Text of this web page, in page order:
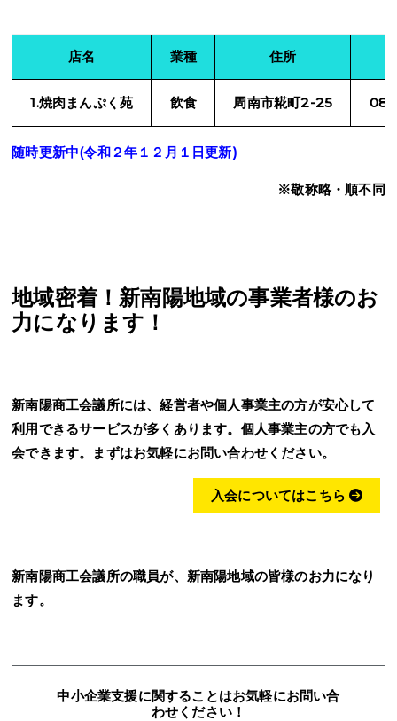
店名 業種 住所
1.焼肉まんぷく苑 飲食 周南市糀町2-25
随時更新中(令和２年１２月１日更新)
※敬称略・順不同
地域密着！新南陽地域の事業者様のお
力になります！
新南陽商工会議所には、経営者や個人事業主の方が安心して
利用できるサービスが多くあります。個人事業主の方でも入
会できます。まずはお気軽にお問い合わせください。
入会についてはこちら
新南陽商工会議所の職員が、新南陽地域の皆様のお力になり
ます。
中小企業支援に関することはお気軽にお問い合
わせください！